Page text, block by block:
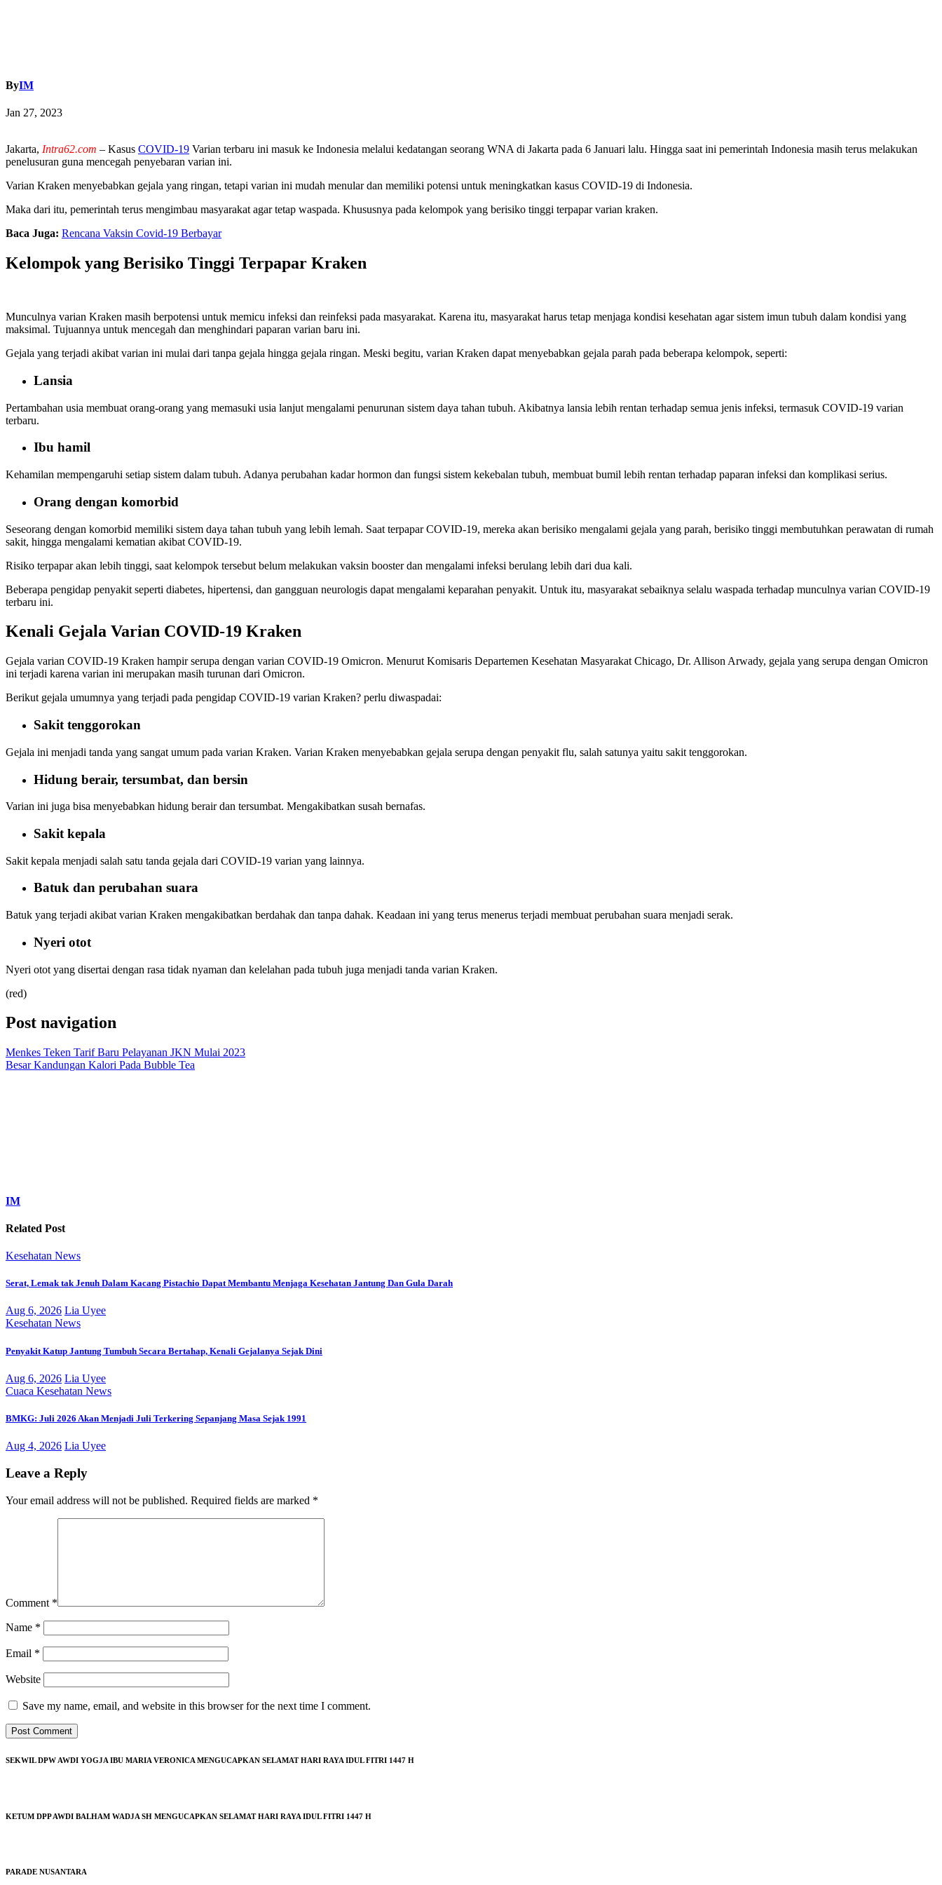
ByIM
Jan 27, 2023
Jakarta, Intra62.com – Kasus COVID-19 Varian terbaru ini masuk ke Indonesia melalui kedatangan seorang WNA di Jakarta pada 6 Januari lalu. Hingga saat ini pemerintah Indonesia masih terus melakukan
penelusuran guna mencegah penyebaran varian ini.
Varian Kraken menyebabkan gejala yang ringan, tetapi varian ini mudah menular dan memiliki potensi untuk meningkatkan kasus COVID-19 di Indonesia.
Maka dari itu, pemerintah terus mengimbau masyarakat agar tetap waspada. Khususnya pada kelompok yang berisiko tinggi terpapar varian kraken.
Baca Juga: Rencana Vaksin Covid-19 Berbayar
Kelompok yang Berisiko Tinggi Terpapar Kraken
Munculnya varian Kraken masih berpotensi untuk memicu infeksi dan reinfeksi pada masyarakat. Karena itu, masyarakat harus tetap menjaga kondisi kesehatan agar sistem imun tubuh dalam kondisi yang
maksimal. Tujuannya untuk mencegah dan menghindari paparan varian baru ini.
Gejala yang terjadi akibat varian ini mulai dari tanpa gejala hingga gejala ringan. Meski begitu, varian Kraken dapat menyebabkan gejala parah pada beberapa kelompok, seperti:
Lansia
Pertambahan usia membuat orang-orang yang memasuki usia lanjut mengalami penurunan sistem daya tahan tubuh. Akibatnya lansia lebih rentan terhadap semua jenis infeksi, termasuk COVID-19 varian
terbaru.
Ibu hamil
Kehamilan mempengaruhi setiap sistem dalam tubuh. Adanya perubahan kadar hormon dan fungsi sistem kekebalan tubuh, membuat bumil lebih rentan terhadap paparan infeksi dan komplikasi serius.
Orang dengan komorbid
Seseorang dengan komorbid memiliki sistem daya tahan tubuh yang lebih lemah. Saat terpapar COVID-19, mereka akan berisiko mengalami gejala yang parah, berisiko tinggi membutuhkan perawatan di rumah
sakit, hingga mengalami kematian akibat COVID-19.
Risiko terpapar akan lebih tinggi, saat kelompok tersebut belum melakukan vaksin booster dan mengalami infeksi berulang lebih dari dua kali.
Beberapa pengidap penyakit seperti diabetes, hipertensi, dan gangguan neurologis dapat mengalami keparahan penyakit. Untuk itu, masyarakat sebaiknya selalu waspada terhadap munculnya varian COVID-19
terbaru ini.
Kenali Gejala Varian COVID-19 Kraken
Gejala varian COVID-19 Kraken hampir serupa dengan varian COVID-19 Omicron. Menurut Komisaris Departemen Kesehatan Masyarakat Chicago, Dr. Allison Arwady, gejala yang serupa dengan Omicron
ini terjadi karena varian ini merupakan masih turunan dari Omicron.
Berikut gejala umumnya yang terjadi pada pengidap COVID-19 varian Kraken? perlu diwaspadai:
Sakit tenggorokan
Gejala ini menjadi tanda yang sangat umum pada varian Kraken. Varian Kraken menyebabkan gejala serupa dengan penyakit flu, salah satunya yaitu sakit tenggorokan.
Hidung berair, tersumbat, dan bersin
Varian ini juga bisa menyebabkan hidung berair dan tersumbat. Mengakibatkan susah bernafas.
Sakit kepala
Sakit kepala menjadi salah satu tanda gejala dari COVID-19 varian yang lainnya.
Batuk dan perubahan suara
Batuk yang terjadi akibat varian Kraken mengakibatkan berdahak dan tanpa dahak. Keadaan ini yang terus menerus terjadi membuat perubahan suara menjadi serak.
Nyeri otot
Nyeri otot yang disertai dengan rasa tidak nyaman dan kelelahan pada tubuh juga menjadi tanda varian Kraken.
(red)
Post navigation
Menkes Teken Tarif Baru Pelayanan JKN Mulai 2023
Besar Kandungan Kalori Pada Bubble Tea
IM
Related Post
Kesehatan News
Serat, Lemak tak Jenuh Dalam Kacang Pistachio Dapat Membantu Menjaga Kesehatan Jantung Dan Gula Darah
Aug 6, 2026 Lia Uyee
Kesehatan News
Penyakit Katup Jantung Tumbuh Secara Bertahap, Kenali Gejalanya Sejak Dini
Aug 6, 2026 Lia Uyee
Cuaca Kesehatan News
BMKG: Juli 2026 Akan Menjadi Juli Terkering Sepanjang Masa Sejak 1991
Aug 4, 2026 Lia Uyee
Leave a Reply
Your email address will not be published. Required fields are marked *
Comment *
Name *
Email *
Website
Save my name, email, and website in this browser for the next time I comment.
SEKWIL DPW AWDI YOGJA IBU MARIA VERONICA MENGUCAPKAN SELAMAT HARI RAYA IDUL FITRI 1447 H
KETUM DPP AWDI BALHAM WADJA SH MENGUCAPKAN SELAMAT HARI RAYA IDUL FITRI 1447 H
PARADE NUSANTARA